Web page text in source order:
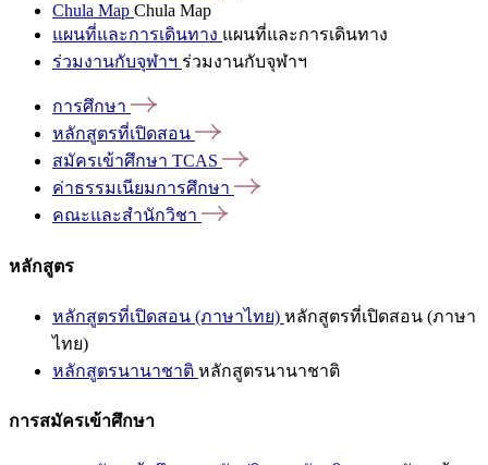
Chula Map Chula Map
แผนที่และการเดินทาง แผนที่และการเดินทาง
ร่วมงานกับจุฬาฯ ร่วมงานกับจุฬาฯ
การศึกษา
หลักสูตรที่เปิดสอน
สมัครเข้าศึกษา TCAS
ค่าธรรมเนียมการศึกษา
คณะและสำนักวิชา
หลักสูตร
หลักสูตรที่เปิดสอน (ภาษาไทย) หลักสูตรที่เปิดสอน (ภาษา
ไทย)
หลักสูตรนานาชาติ หลักสูตรนานาชาติ
การสมัครเข้าศึกษา